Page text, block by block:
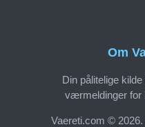
Om
Din pålitelige
værmeldinger for
Vaereti.com © 2026.